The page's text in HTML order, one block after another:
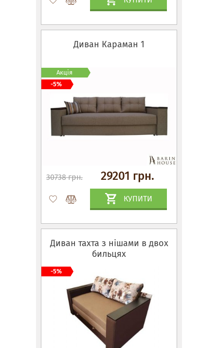
Диван Караман 1
30738 грн. 29201 грн.
КУПИТИ
Акція
-5%
Диван тахта з нішами в двох
бильцях
-5%